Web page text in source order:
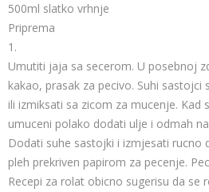
500ml slatko vrhnje
Priprema
1.
Umutiti jaja sa secerom. U posebnoj
kakao, prasak za pecivo. Suhi
ili izmiksati sa zicom za mucenje. Kad
umuceni polako dodati ulje i odmah
Dodati suhe sastojki i izmjesati rucno
pleh prekriven papirom za pecenje.
Recepi za rolat obicno sugerisu da se